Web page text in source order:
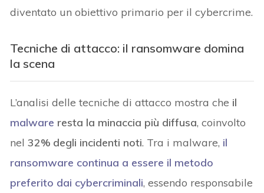
diventato un obiettivo primario per il cybercrime.
Tecniche di attacco: il ransomware domina
la scena
L’analisi delle tecniche di attacco mostra che il
malware resta la minaccia più diffusa, coinvolto
nel32% degli incidenti noti. Tra i malware, il
ransomware continua a essere il metodo
preferito dai cybercriminali, essendo responsabile